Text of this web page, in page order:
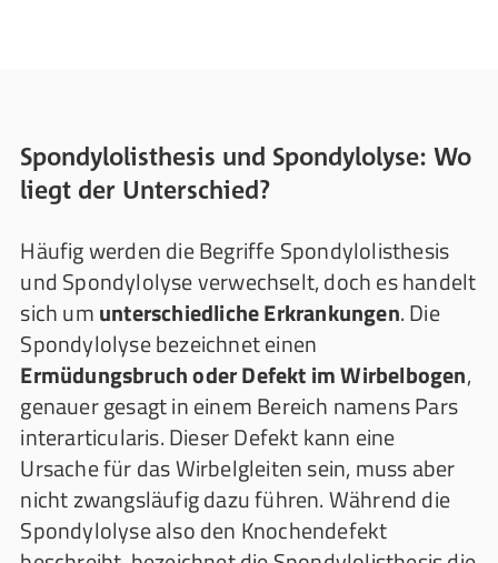
Spondylolisthesis und Spondylolyse: Wo
liegt der Unterschied?
Häufig werden die Begriffe Spondylolisthesis
und Spondylolyse verwechselt, doch es handelt
sich umunterschiedliche Erkrankungen. Die
Spondylolyse bezeichnet einen
Ermüdungsbruch oder Defekt im Wirbelbogen,
genauer gesagt in einem Bereich namens Pars
interarticularis. Dieser Defekt kann eine
Ursache für das Wirbelgleiten sein, muss aber
nicht zwangsläufig dazu führen. Während die
Spondylolyse also den Knochendefekt